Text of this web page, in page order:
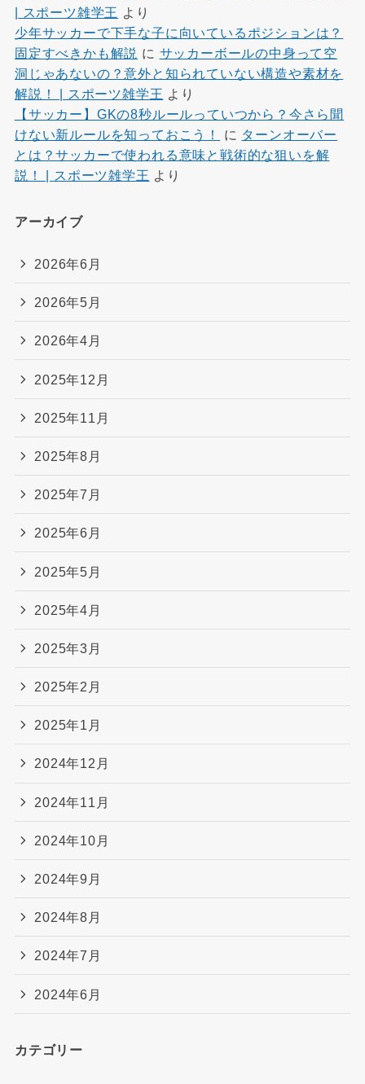
| スポーツ雑学王
より
少年サッカーで下手な子に向いているポジションは？
固定すべきかも解説 に サッカーボールの中身って空
洞じゃあないの？意外と知られていない構造や素材を
解説！ | スポーツ雑学王 より
【サッカー】GKの8秒ルールっていつから？今さら聞
けない新ルールを知っておこう！
に ターンオーバー
とは？サッカーで使われる意味と戦術的な狙いを解
説！ | スポーツ雑学王 より
アーカイブ
2026年6月
2026年5月
2026年4月
2025年12月
2025年11月
2025年8月
2025年7月
2025年6月
2025年5月
2025年4月
2025年3月
2025年2月
2025年1月
2024年12月
2024年11月
2024年10月
2024年9月
2024年8月
2024年7月
2024年6月
カテゴリー